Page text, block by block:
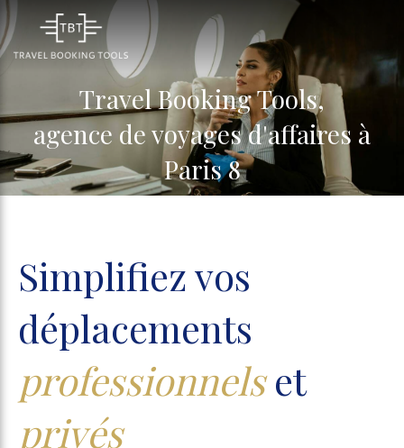
Travel Booking Tools,
agence de voyages d'affaires à
Paris 8
Simplifiez vos
déplacements
professionnelset
privés